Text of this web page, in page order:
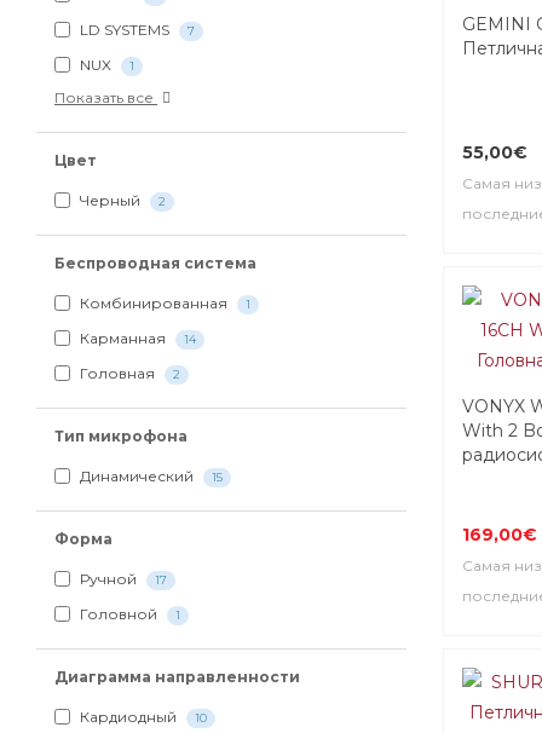
LD SYSTEMS 7
NUX 1
Показать все
Цвет
Черный 2
Беспроводная система
Комбинированная 1
Карманная 14
Головная 2
Тип микрофона
Динамический 15
Форма
Ручной 17
Головной 1
Диаграмма направленности
Кардиодный 10
GEMINI
55,00€
Самая
VONYX
With 2
169,00€
Самая